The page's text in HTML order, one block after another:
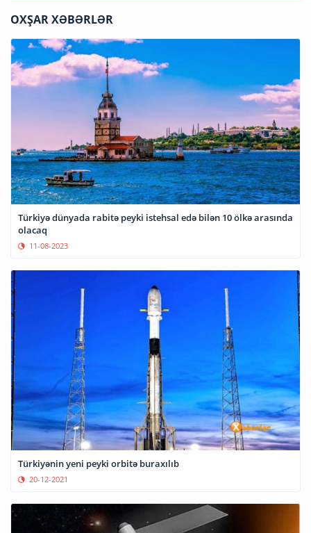
OXŞAR XƏBƏRLƏR
Türkiyə dünyada rabitə peyki istehsal edə bilən 10 ölkə arasında
olacaq
11-08-2023
Türkiyənin yeni peyki orbitə buraxılıb
20-12-2021